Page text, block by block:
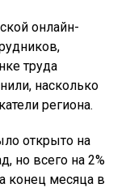
онлайн-
труда
насколько
региона.
открыто на
но всего на 2%
конец месяца в